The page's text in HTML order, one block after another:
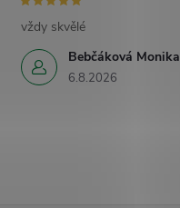
Bebčáková Monika
6.8.2026
vždy skvělé